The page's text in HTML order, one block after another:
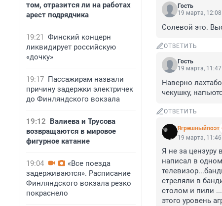
том, отразится ли на работах
арест подрядчика
19:21 Финский концерн
ликвидирует российскую
«дочку»
19:17 Пассажирам назвали
причину задержки электричек
до Финляндского вокзала
19:12 Валиева и Трусова
возвращаются в мировое
фигурное катание
19:04
«Все поезда
задерживаются». Расписание
Финляндского вокзала резко
покраснело
Гость
19 марта, 12:08
Солевой это.
ОТВЕТИТЬ
Гость
19 марта, 11:47
Наверно
чекушку,
ОТВЕТИТЬ
Ягрешныйпоэт
19 марта, 11:46
Я не за цензуру
написал в
стреляли в
столом и пили
этого уровень